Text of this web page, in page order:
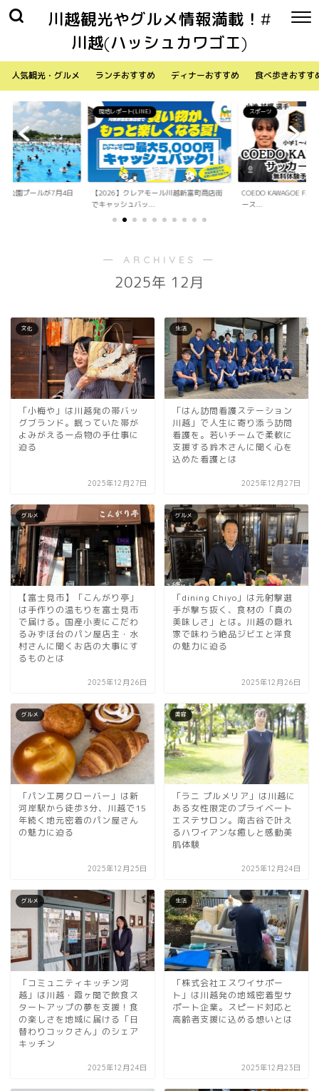
川越観光やグルメ情報満載！#
川越(ハッシュカワゴエ)
人気観光・グルメ ランチおすすめ ディナーおすすめ 食べ歩きおすす
ール川越新富町商店街
スポーツ
COEDO KAWAGOE F.Cが小学生向けサッカ
ース...
生活
「Sky Walker 7058
内ア...
― ARCHIVES ―
2025年 12月
文化
「小梅や」は川越発の帯バッ
グブランド。眠っていた帯が
よみがえる一点物の手仕事に
迫る
2025年12月27日
生活
「はん訪問看護ステーション
川越」で人生に寄り添う訪問
看護を。若いチームで柔軟に
支援する鈴木さんに聞く心を
込めた看護とは
2025年12月27日
グルメ
【富士見市】「こんがり亭」
は手作りの温もりを富士見市
で届ける。国産小麦にこだわ
るみずほ台のパン屋店主・水
村さんに聞くお店の大事にす
るものとは
2025年12月26日
グルメ
「dining Chiyo」は元射撃選
手が撃ち抜く、食材の「真の
美味しさ」とは。川越の隠れ
家で味わう絶品ジビエと洋食
の魅力に迫る
2025年12月26日
グルメ
「パン工房クローバー」は新
河岸駅から徒歩3分、川越で15
年続く地元密着のパン屋さん
の魅力に迫る
2025年12月25日
美容
「ラニ プルメリア」は川越に
ある女性限定のプライベート
エステサロン。南古谷で叶え
るハワイアンな癒しと感動美
肌体験
2025年12月24日
グルメ
「コミュニティキッチン河
越」は川越・霞ヶ関で飲食ス
タートアップの夢を支援！食
の楽しさを地域に届ける「日
替わりコックさん」のシェア
キッチン
2025年12月24日
生活
「株式会社エスワイサポー
ト」は川越発の地域密着型サ
ポート企業。スピード対応と
高齢者支援に込める想いとは
2025年12月23日